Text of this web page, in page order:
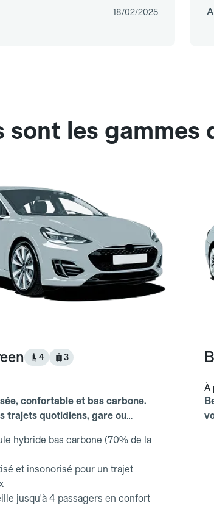
18/02/2025
sont les gammes
4 3
confortable et bas carbone.
trajets quotidiens, gare ou
hybride bas carbone (70% de la
et insonorisé pour un trajet
jusqu'à 4 passagers en confort
À